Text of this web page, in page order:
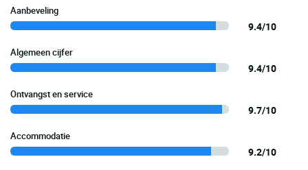
Aanbeveling
9.4/10
Algemeen cijfer
9.4/10
Ontvangst en service
9.7/10
Accommodatie
9.2/10